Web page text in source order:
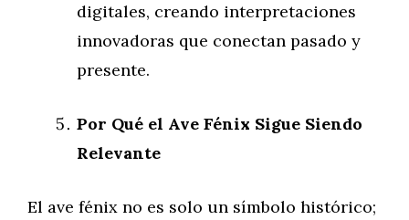
digitales, creando interpretaciones
innovadoras que conectan pasado y
presente.
Por Qué el Ave Fénix Sigue Siendo
Relevante
El ave fénix no es solo un símbolo histórico;